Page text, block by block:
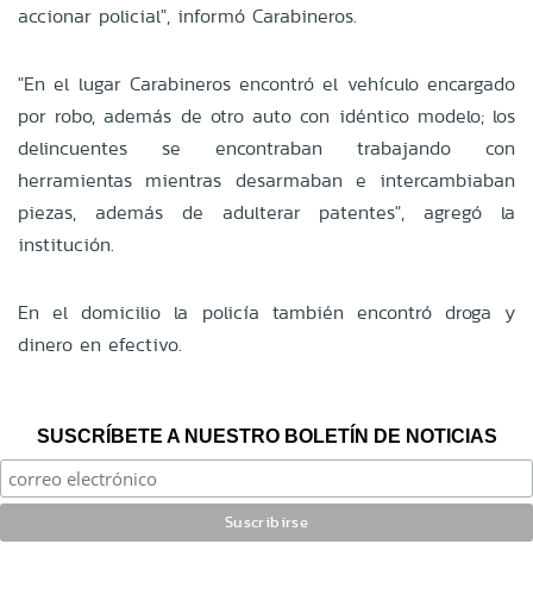
accionar policial", informó Carabineros.
"En el lugar Carabineros encontró el vehículo encargado
por robo, además de otro auto con idéntico modelo; los
delincuentes se encontraban trabajando con
herramientas mientras desarmaban e intercambiaban
piezas, además de adulterar patentes", agregó la
institución.
En el domicilio la policía también encontró droga y
dinero en efectivo.
SUSCRÍBETE A NUESTRO BOLETÍN DE NOTICIAS